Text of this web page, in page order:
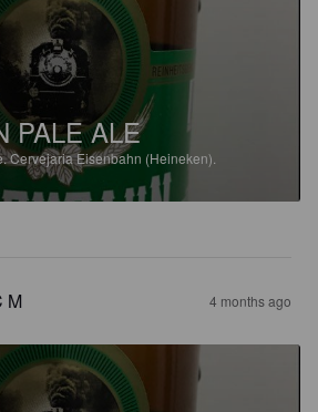
PALE ALE
Cervejaria Eisenbahn (Heineken).
M 4 months ago